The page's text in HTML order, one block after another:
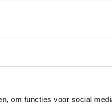
om functies voor social